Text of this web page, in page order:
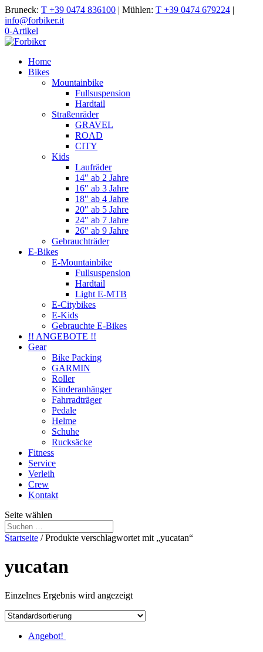
Bruneck: T +39 0474 836100 | Mühlen: T +39 0474 679224 |
info@forbiker.it
0-Artikel
Home
Bikes
Mountainbike
Fullsuspension
Hardtail
Straßenräder
GRAVEL
ROAD
CITY
Kids
Laufräder
14″ ab 2 Jahre
16″ ab 3 Jahre
18″ ab 4 Jahre
20″ ab 5 Jahre
24″ ab 7 Jahre
26″ ab 9 Jahre
Gebrauchträder
E-Bikes
E-Mountainbike
Fullsuspension
Hardtail
Light E-MTB
E-Citybikes
E-Kids
Gebrauchte E-Bikes
!! ANGEBOTE !!
Gear
Bike Packing
GARMIN
Roller
Kinderanhänger
Fahrradträger
Pedale
Helme
Schuhe
Rucksäcke
Fitness
Service
Verleih
Crew
Kontakt
Seite wählen
Startseite / Produkte verschlagwortet mit „yucatan“
yucatan
Einzelnes Ergebnis wird angezeigt
Angebot!